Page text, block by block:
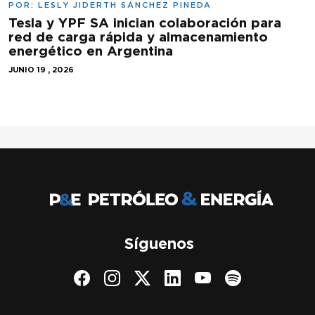
POR: LESLY JIDERTH SÁNCHEZ PINEDA
Tesla y YPF SA inician colaboración para
red de carga rápida y almacenamiento
energético en Argentina
JUNIO 19 , 2026
Síguenos